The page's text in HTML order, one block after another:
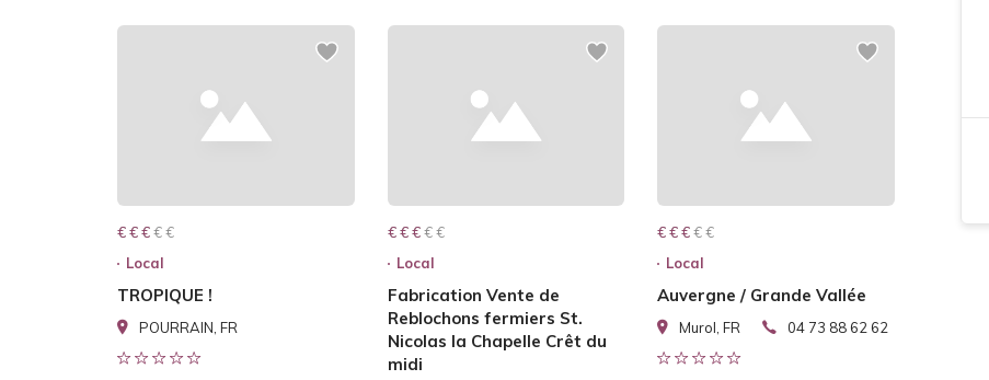
€ € € € €
€ € €
Local
TROPIQUE !
POURRAIN, FR
€ € € € €
€ € €
Local
Fabrication Vente de
Reblochons fermiers St.
Nicolas la Chapelle Crêt du
midi
€ € € € €
€ € €
Local
Auvergne / Grande Vallée
Murol, FR 04 73 88 62 62